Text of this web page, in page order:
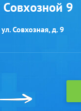
9
Совхозная, д. 9